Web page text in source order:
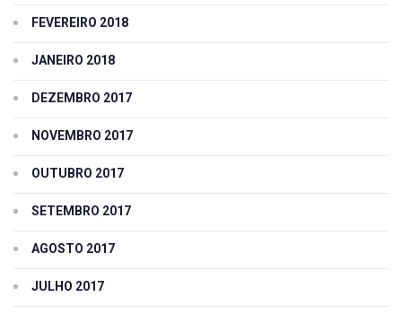
FEVEREIRO 2018
JANEIRO 2018
DEZEMBRO 2017
NOVEMBRO 2017
OUTUBRO 2017
SETEMBRO 2017
AGOSTO 2017
JULHO 2017